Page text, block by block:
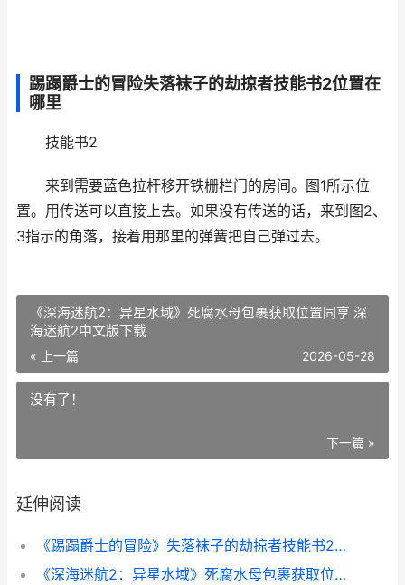
踢蹋爵士的冒险失落袜子的劫掠者技能书2位置在
哪里
技能书2
来到需要蓝色拉杆移开铁栅栏门的房间。图1所示位
置。用传送可以直接上去。如果没有传送的话，来到图2、
3指示的角落，接着用那里的弹簧把自己弹过去。
《深海迷航2：异星水域》死腐水母包裹获取位置同享 深
海迷航2中文版下载
« 上一篇 2026-05-28
没有了！
下一篇 »
延伸阅读
《踢蹋爵士的冒险》失落袜子的劫掠者技能书2位置同享 踢踏舞经典电影
《深海迷航2：异星水域》死腐水母包裹获取位置同享 深海迷航2中文版下载